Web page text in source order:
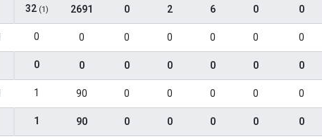
32 (1) 2691 0 2 6 0 0
0 0 0 0 0 0 0
0 0 0 0 0 0 0
1 90 0 0 0 0 0
1 90 0 0 0 0 0